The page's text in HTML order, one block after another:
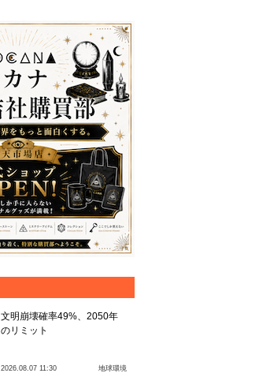
文明崩壊確率49%、2050年
のリミット
2026.08.07 11:30 地球環境